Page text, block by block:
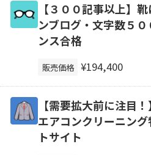
【３００記事以上】
ンブログ・文字数５
ンス合格
販売価格 ¥194,400
【需要拡大前に注目
エアコンクリーニン
トサイト